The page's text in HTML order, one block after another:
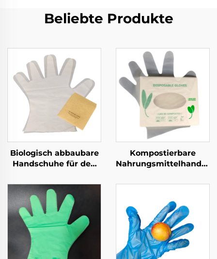
Beliebte Produkte
Biologisch abbaubare
Handschuhe für den
kompostierbar aus
PLA PBAT Maisstärke
Material
Kompostierbare
kompostierbar aus
Material